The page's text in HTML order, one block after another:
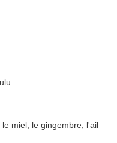
miel, le gingembre, l'ail